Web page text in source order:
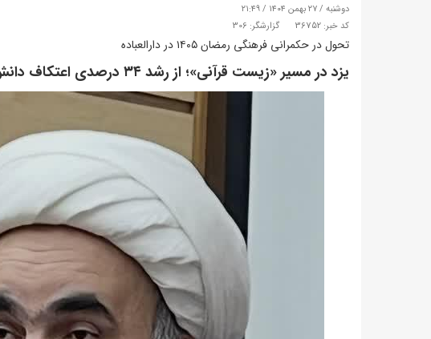
دوشنبه / ۲۷ بهمن ۱۴۰۴ / ۲۱:۴۹
کد خبر: 36752
گزارشگر: 306
تحول در حکمرانی فرهنگی رمضان ۱۴۰۵ در دارالعباده
یزد در مسیر «زیست قرآنی»؛ از رشد ۳۴ درصدی اعتکاف دانش‌آموزی تا راه‌اندازی نهضت ملی زندگی با آیه‌ها